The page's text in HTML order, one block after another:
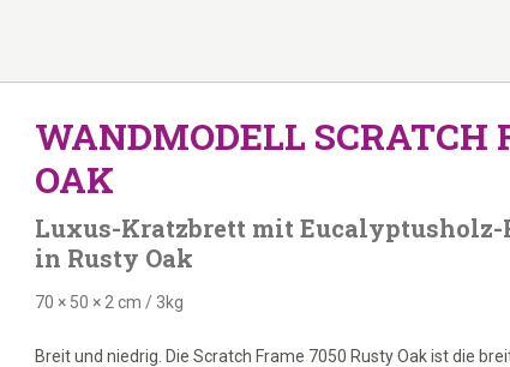
WANDMODELL SCRATCH
OAK
Luxus-Kratzbrett mit Eucalyptusholz-
in Rusty Oak
70 × 50 × 2 cm / 3kg
Breit und niedrig. Die Scratch Frame 7050 Rusty Oak ist die